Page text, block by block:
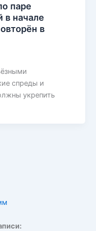
паре
в начале
в
спреды и
укрепить